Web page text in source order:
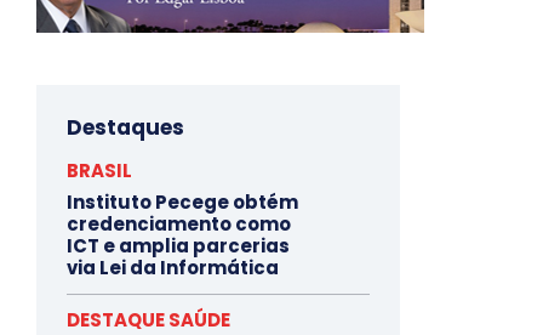
Destaques
BRASIL
Instituto Pecege obtém
credenciamento como
ICT e amplia parcerias
via Lei da Informática
DESTAQUE SAÚDE